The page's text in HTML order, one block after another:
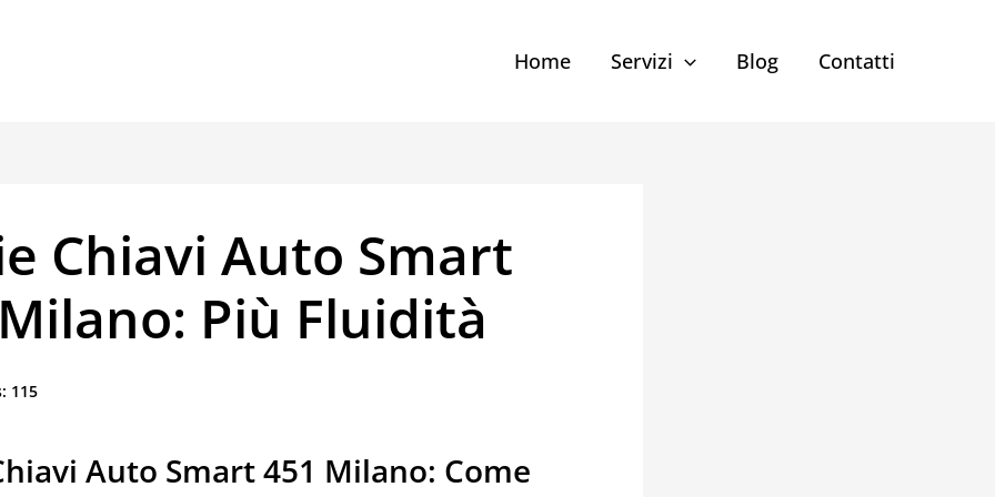
Home Servizi Blog Contatti
Chiavi Auto Smart
Più Fluidità
115
Auto Smart 451 Milano: Come